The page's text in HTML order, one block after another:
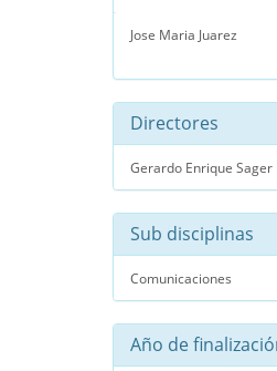
Jose Maria Juarez
Directores
Gerardo Enrique Sager
Sub disciplinas
Comunicaciones
Año de